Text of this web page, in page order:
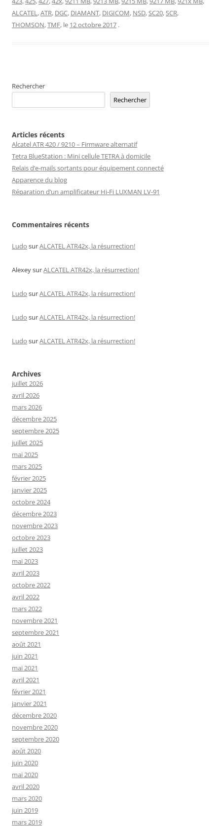
ALCATEL,ATR, DGC, DIAMANT, DIGICOM, NSD,SC20,SCR,
THOMSON,TMF, le 12 octobre 2017 .
Rechercher
Rechercher
Articles récents
Alcatel ATR 420 / 9210 – Firmware alternatif
Tetra BlueStation : Mini cellule TETRA à domicile
Relais d’e-mails sortants pour équipement connecté
Apparence du blog
Réparation d’un amplificateur Hi-Fi LUXMAN LV-91
Commentaires récents
Ludo surALCATEL ATR42x, la résurrection!
AlexeysurALCATEL ATR42x, la résurrection!
Ludo surALCATEL ATR42x, la résurrection!
Ludo surALCATEL ATR42x, la résurrection!
Ludo surALCATEL ATR42x, la résurrection!
Archives
juillet 2026
avril 2026
mars 2026
décembre 2025
septembre 2025
juillet 2025
mai 2025
mars 2025
février 2025
janvier 2025
octobre 2024
décembre 2023
novembre 2023
octobre 2023
juillet 2023
mai 2023
avril 2023
octobre 2022
avril 2022
mars 2022
novembre 2021
septembre 2021
août 2021
juin 2021
mai 2021
avril 2021
février 2021
janvier 2021
décembre 2020
novembre 2020
septembre 2020
août 2020
juin 2020
mai 2020
avril 2020
mars 2020
juin 2019
mars 2019